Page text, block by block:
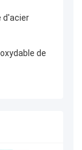
d'acier
de